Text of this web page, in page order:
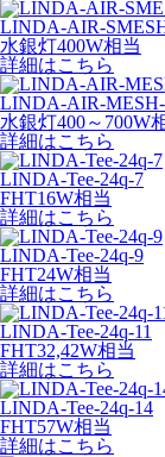
LINDA-AIR-
水銀灯400W相当
詳細はこちら
LINDA-AIR-MESH-
水銀灯400～700W
詳細はこちら
LINDA-Tee-24q-7
FHT16W相当
詳細はこちら
LINDA-Tee-24q-9
FHT24W相当
詳細はこちら
LINDA-Tee-24q-11
FHT32,42W相当
詳細はこちら
LINDA-Tee-24q-14
FHT57W相当
詳細はこちら